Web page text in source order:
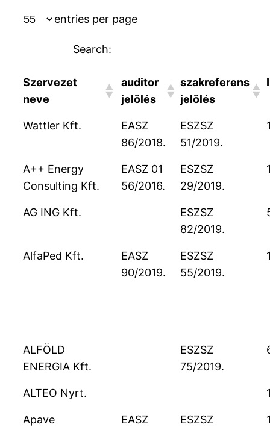
entries per page
Search:
Szervezet
neve
auditor
jelölés
szakreferens
jelölés
Wattler Kft.
EASZ
86/2018.
ESZSZ
51/2019.
A++ Energy
Consulting Kft.
EASZ 01
56/2016.
ESZSZ
29/2019.
AG ING Kft.
ESZSZ
82/2019.
AlfaPed Kft.
EASZ
90/2019.
ESZSZ
55/2019.
ALFÖLD
ENERGIA Kft.
ESZSZ
75/2019.
ALTEO Nyrt.
Apave
EASZ
ESZSZ